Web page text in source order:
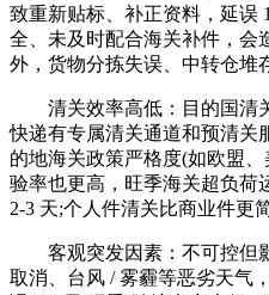
致重新贴标、补正资料，延误
全、未及时配合海关补件，会
外，货物分拣失误、中转仓堆
清关效率高低：目的国清
快递有专属清关通道和预清关
的地海关政策严格度(如欧盟
验率也更高，旺季海关超负荷
2-3 天;个人件清关比商业件更
客观突发因素：不可控但
取消、台风 / 雾霾等恶劣天气